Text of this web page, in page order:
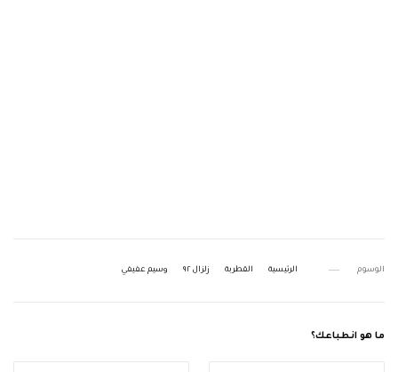
الوسوم الرئيسية القطربة زلزال ٩٢ وسيم عفيفي
ما هو انطباعك؟